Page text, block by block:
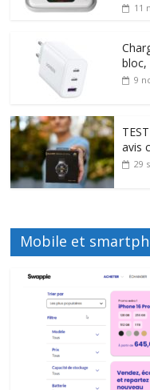
11
bloc,
9
avis
29
Mobile et